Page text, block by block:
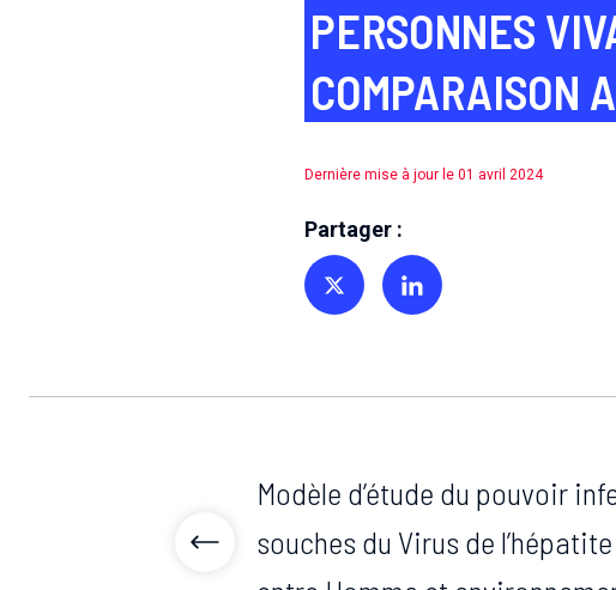
PERSONNES
COMPARAISON
Dernière mise à jour le 01 avril 2024
Partager :
Partager sur TwitterPartager sur Linkedin
Modèle d’étude du pouvoir
souches du Virus de